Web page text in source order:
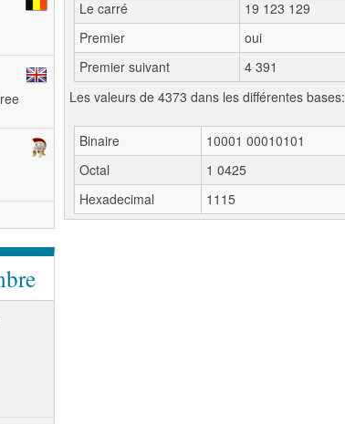
Le carré
19 123 129
Premier
oui
Premier suivant
4 391
Les valeurs de 4373 dans les différentes bases:
Binaire
10001 00010101
Octal
1 0425
Hexadecimal
1115